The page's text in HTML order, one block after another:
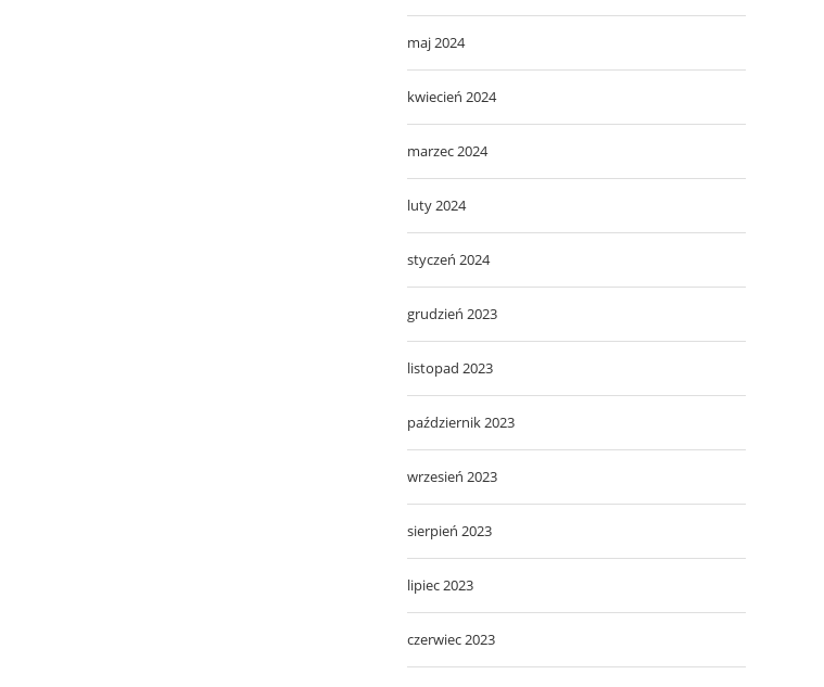
maj 2024
kwiecień 2024
marzec 2024
luty 2024
styczeń 2024
grudzień 2023
listopad 2023
październik 2023
wrzesień 2023
sierpień 2023
lipiec 2023
czerwiec 2023